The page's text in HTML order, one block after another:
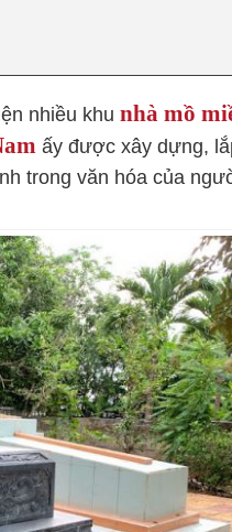
nhiều khu nhà mồ
ấy được xây dựng,
trong văn hóa của